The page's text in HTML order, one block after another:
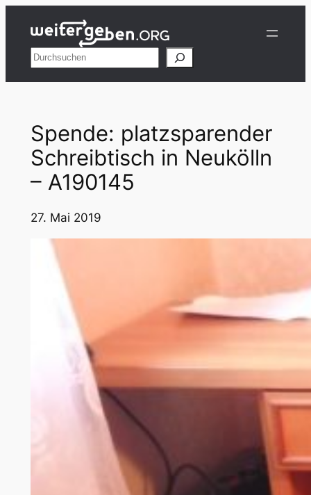
Inhalt
springenSuchen
Spende: platzsparender
Schreibtisch in Neukölln
– A190145
27. Mai 2019